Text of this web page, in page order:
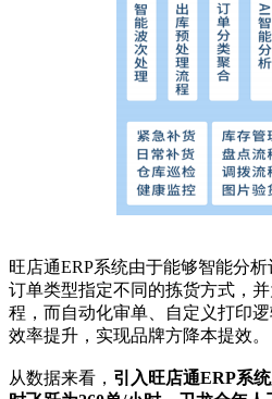
旺店通ERP系统由于能够智能分
订单类型指定不同的拣货方式，
程，而自动化审单、自定义打印
效率提升，实现品牌方降本提效。
从数据来看， 引入旺店通ERP系